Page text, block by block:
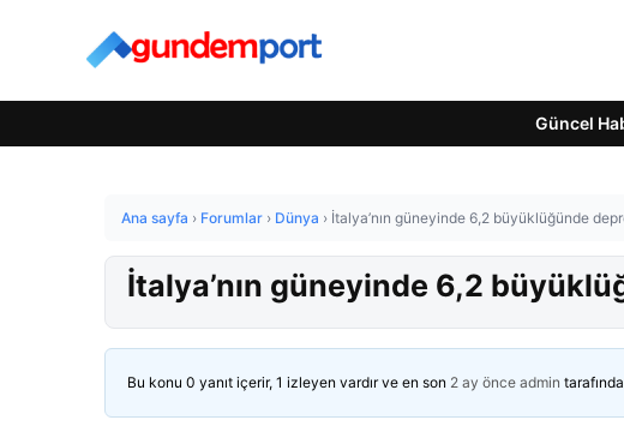
Güncel
Ana sayfa › Forumlar › Dünya › İtalya’nın güneyinde 6,2 büyüklüğünde
İtalya’nın güneyinde 6,2
Bu konu 0 yanıt içerir, 1 izleyen vardır ve en son 2 ay önce admin